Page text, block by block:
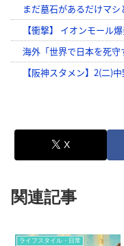
X
関連記事
ライフスタイル・日常